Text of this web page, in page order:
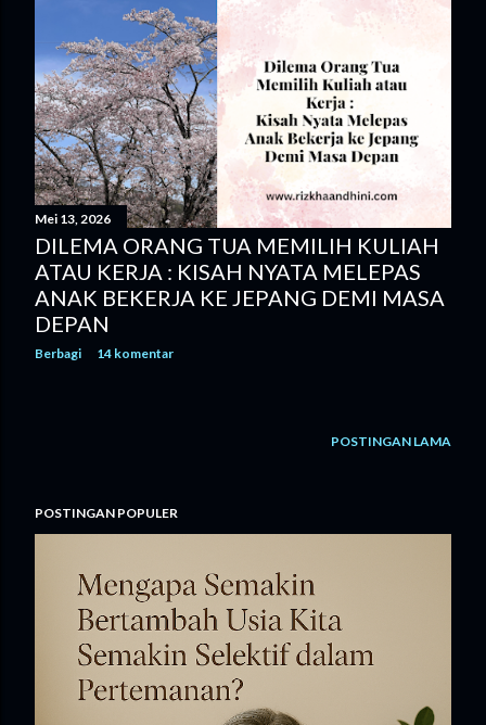
lebih terarah. Namun kenyataannya tidak seperti itu. Biaya
kuliah semakin tinggi. Bukan hanya uang masuk, tapi juga
biaya hidup, buku, hingga kebutuhan sehari-hari. Semua itu
membutuhkan perencanaan yang matang, bahkan sering kali
harus disertai pengorbanan yang besar. Di sisi lain, ada suara
yang tidak kalah penting, suara anak kami sendiri. Ia memiliki
mimpi yang berbeda. Anak kami sejak awal memiliki keinginan
yang...
Mei 13, 2026
DILEMA ORANG TUA MEMILIH KULIAH
ATAU KERJA : KISAH NYATA MELEPAS
ANAK BEKERJA KE JEPANG DEMI MASA
DEPAN
Berbagi 14 komentar
POSTINGAN LAMA
POSTINGAN POPULER